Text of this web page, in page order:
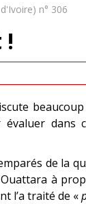
n° 306
!
évaluer dans
de la
à
l’a traité de «